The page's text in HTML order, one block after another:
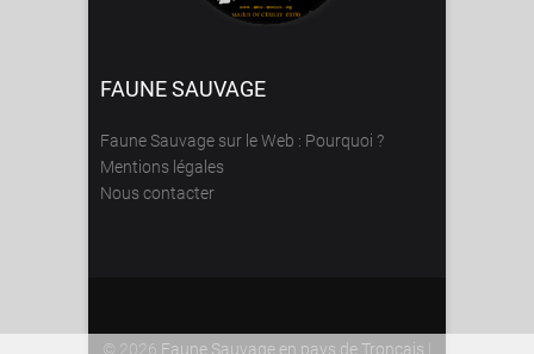
FAUNE SAUVAGE
Faune Sauvage sur le Web : Pourquoi ?
Mentions légales
Nous contacter
© 2026 Faune Sauvage en pays de Tronçais